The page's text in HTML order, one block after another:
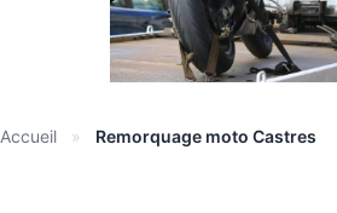
Accueil » Remorquage moto Castres